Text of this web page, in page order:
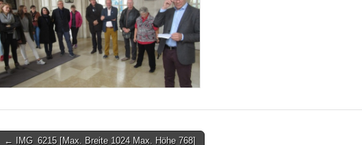
Post← IMG_6215 [Max. Breite 1024 Max. Höhe 768]